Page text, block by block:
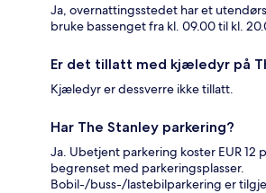
Ja, overnattingsstedet har et
bruke bassenget fra kl. 09.00 til kl.
Er det tillatt med kjæledyr på
Kjæledyr er dessverre ikke tillatt.
Har The Stanley parkering?
Ja. Ubetjent parkering koster EUR 12
begrenset med parkeringsplasser.
Bobil-/buss-/lastebilparkering er